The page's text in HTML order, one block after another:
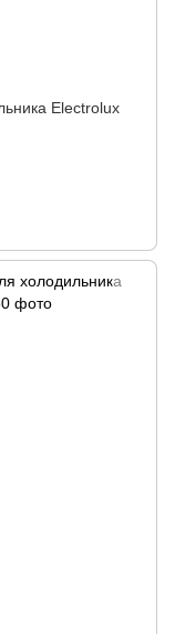
Electrolux